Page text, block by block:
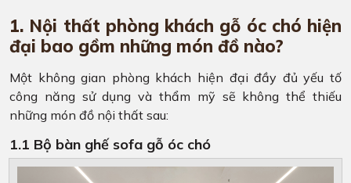
1. Nội thất phòng khách gỗ óc chó hiện
đại bao gồm những món đồ nào?
Một không gian phòng khách hiện đại đầy đủ yếu tố
công năng sử dụng và thẩm mỹ sẽ không thể thiếu
những món đồ nội thất sau:
1.1 Bộ bàn ghế sofa gỗ óc chó